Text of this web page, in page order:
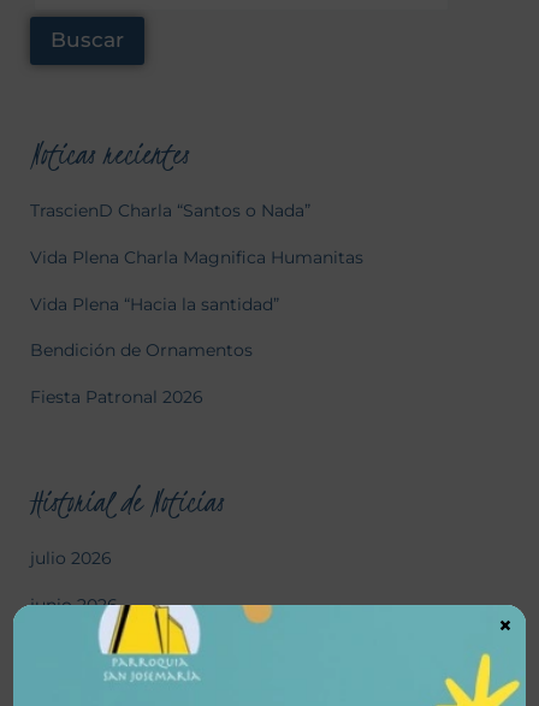
Buscar
Noticas recientes
TrascienD Charla “Santos o Nada”
Vida Plena Charla Magnifica Humanitas
Vida Plena “Hacia la santidad”
Bendición de Ornamentos
Fiesta Patronal 2026
Historial de Noticias
julio 2026
junio 2026
mayo 2026
×